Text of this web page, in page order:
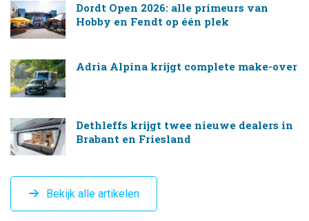
Dordt Open 2026: alle primeurs van
Hobby en Fendt op één plek
Adria Alpina krijgt complete make-over
Dethleffs krijgt twee nieuwe dealers in
Brabant en Friesland
Bekijk alle artikelen